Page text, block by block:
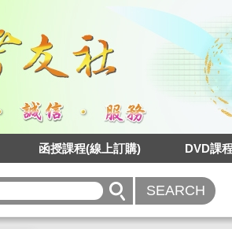
函授課程(線上訂購) DVD課